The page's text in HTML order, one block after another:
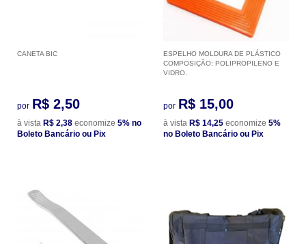
CANETA BIC
por R$ 2,50
à vista R$ 2,38 economize 5% no
Boleto Bancário ou Pix
ESPELHO MOLDURA DE PLÁSTICO
COMPOSIÇÃO: POLIPROPILENO E
VIDRO.
por R$ 15,00
à vista R$ 14,25 economize 5%
no Boleto Bancário ou Pix